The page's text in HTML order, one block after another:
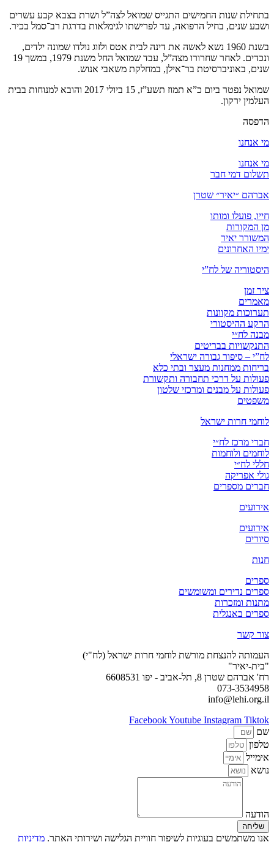
בתחילת שנות החמישים התגייס שמואל לצה”ל ושרת בצבא קבע עשרים
ושבע שנים, בחיל הרפואה, עד לפרישתו לגימלאות בדרגת רב־סמל בכיר.
בשנת 1960 נשא לאשה את דינה לבית אטס ולזוג נולדו שמונה ילדים,
ונכדים. לאחר שחרורו מצה”ל, עבד שמואל החל משנת 1979, במשך 19
שנים, באוניברסיטת בר־אילן, במחלקת משאבי אנוש.
שמואל נפטר ביום כ”א תמוז תשע”ז, 15 ביולי 2017 והובא למנוחות בבית
העלמין ירקון.
הדפסה
מי אנחנו
מי אנחנו
תשלום דמי חבר
אברהם ״יאיר״ שטרן
חייו, פועלו ומותו
מן המקורות
המשורר יאיר
ימיו האחרונים
היסטוריה של לח”י
ציר זמן
מאמרים
תערוכות מקוונות
הרקע ההיסטורי
מבנה לח״י
התנקשויות בבריטים
לח”י – סיפור גבורה ישראלי
בריחות ממחנות מעצר ובתי כלא
פעולות על דרכי תחבורה ותקשורת
פעולות על מבנים ומרכזי שלטון
משפטים
לוחמי חרות ישראל
חברי מרכז לח״י
לוחמים ולוחמות
חללי לח״י
גולי אפריקה
חברים מספרים
אירועים
אירועים
סיורים
חנות
ספרים
ספרים נדירים ומשומשים
מתנות ומזכרות
ספרים באנגלית
צור קשר
העמותה להנצחת מורשת לוחמי חרות ישראל (לח"י)
"בית-יאיר"
רח' אברהם שטרן 8, תל-אביב - יפו 6608531
073-3534958
info@lehi.org.il
FacebookYoutube Instagram Tiktok
שם
טלפון
אימייל
נושא
הודעה
שליחה
אנו משתמשים בעוגיות לשיפור חוויית הגלישה ושירותי האתר. מדיניות